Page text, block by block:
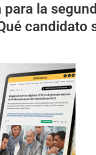
la
candidato